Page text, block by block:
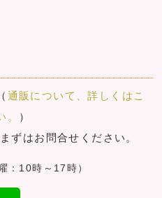
通販について、詳しくはこ
）
ずはお問合せください。
：10時～17時）